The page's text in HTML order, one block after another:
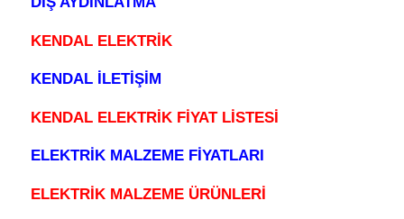
KENDAL ELEKTRİK
KENDAL İLETİŞİM
KENDAL ELEKTRİK FİYAT LİSTESİ
ELEKTRİK MALZEME FİYATLARI
ELEKTRİK MALZEME ÜRÜNLERİ